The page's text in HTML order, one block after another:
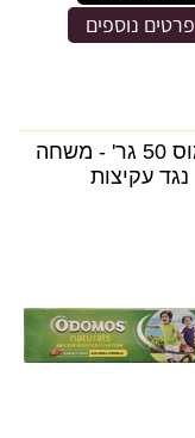
פרטים נוספים
אודומוס 50 גר' - משחה
נגד עקיצות